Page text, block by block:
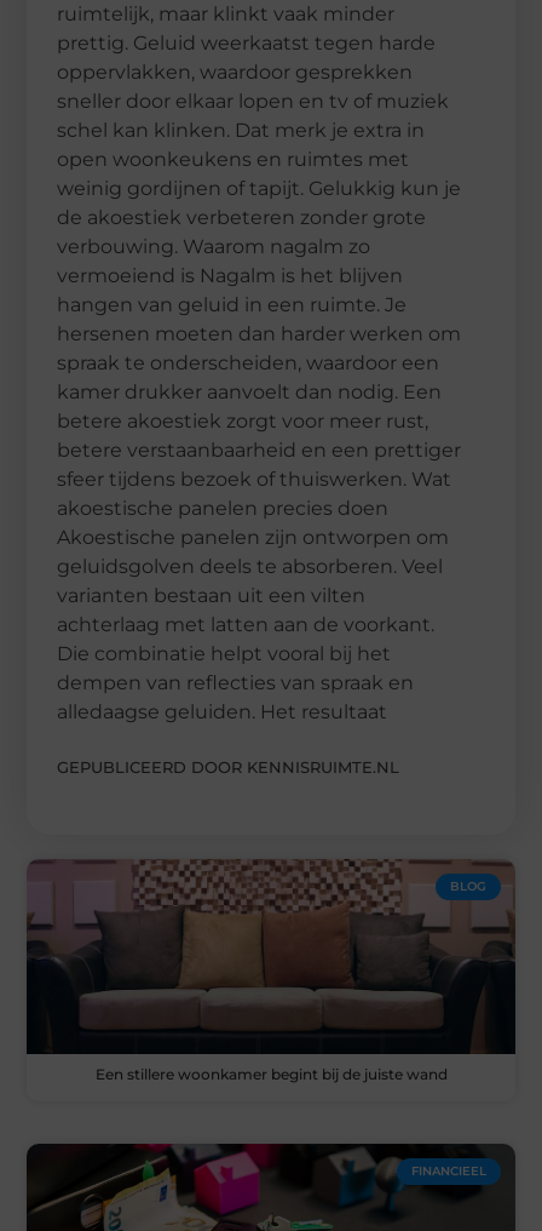
ruimtelijk, maar klinkt vaak minder
prettig. Geluid weerkaatst tegen harde
oppervlakken, waardoor gesprekken
sneller door elkaar lopen en tv of muziek
schel kan klinken. Dat merk je extra in
open woonkeukens en ruimtes met
weinig gordijnen of tapijt. Gelukkig kun je
de akoestiek verbeteren zonder grote
verbouwing. Waarom nagalm zo
vermoeiend is Nagalm is het blijven
hangen van geluid in een ruimte. Je
hersenen moeten dan harder werken om
spraak te onderscheiden, waardoor een
kamer drukker aanvoelt dan nodig. Een
betere akoestiek zorgt voor meer rust,
betere verstaanbaarheid en een prettiger
sfeer tijdens bezoek of thuiswerken. Wat
akoestische panelen precies doen
Akoestische panelen zijn ontworpen om
geluidsgolven deels te absorberen. Veel
varianten bestaan uit een vilten
achterlaag met latten aan de voorkant.
Die combinatie helpt vooral bij het
dempen van reflecties van spraak en
alledaagse geluiden. Het resultaat
GEPUBLICEERD DOOR KENNISRUIMTE.NL
BLOG
Een stillere woonkamer begint bij de juiste wand
FINANCIEEL